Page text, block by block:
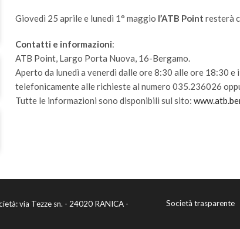
Giovedì 25 aprile e lunedì 1° maggio l’ATB Point resterà
Contatti e informazioni:
ATB Point, Largo Porta Nuova, 16-Bergamo.
Aperto da lunedì a venerdì dalle ore 8:30 alle ore 18:30
telefonicamente alle richieste al numero 035.236026
Tutte le informazioni sono disponibili sul sito:
via Tezze sn. - 24020 RANICA -
Società trasparente